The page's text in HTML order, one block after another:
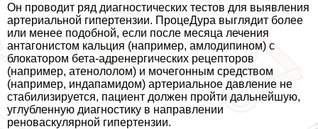
Он проводит ряд диагностических тестов для выявления
артериальной гипертензии. ПроцеДypa выглядит более
или менее подобной, если после месяца лечения
антагонистом кальция (например, амлодипином) с
блокатором бета-адренергических рецепторов
(например, атенололом) и мочегонным средством
(например, индапамидом) артериальное давление не
стабилизируется, пациент должен пройти дальнейшую,
углубленную диагностику в направлении
реноваскулярной гипертензии.